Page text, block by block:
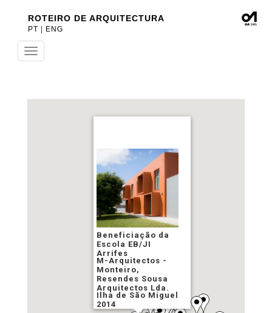
ROTEIRO DE ARQUITECTURA
PT ENG
Toggle
navigation
Beneficiação da
Escola EB/JI
Arrifes
M-Arquitectos -
Monteiro,
Resendes Sousa
Arquitectos Lda.
Ilha de São Miguel
2014